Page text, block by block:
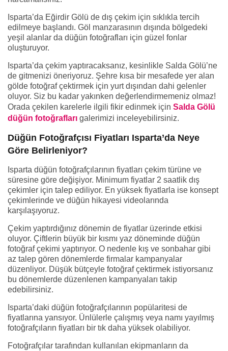
Isparta’da Eğirdir Gölü de dış çekim için sıklıkla tercih
edilmeye başlandı. Göl manzarasının dışında bölgedeki
yeşil alanlar da düğün fotoğrafları için güzel fonlar
oluşturuyor.
Isparta’da çekim yaptıracaksanız, kesinlikle Salda Gölü’ne
de gitmenizi öneriyoruz. Şehre kısa bir mesafede yer alan
gölde fotoğraf çektirmek için yurt dışından dahi gelenler
oluyor. Siz bu kadar yakınken değerlendirmemeniz olmaz!
Orada çekilen karelerle ilgili fikir edinmek için Salda Gölü
düğün fotoğrafları galerimizi inceleyebilirsiniz.
Düğün Fotoğrafçısı Fiyatları Isparta’da Neye
Göre Belirleniyor?
Isparta düğün fotoğrafçılarının fiyatları çekim türüne ve
süresine göre değişiyor. Minimum fiyatlar 2 saatlik dış
çekimler için talep ediliyor. En yüksek fiyatlarla ise konsept
çekimlerinde ve düğün hikayesi videolarında
karşılaşıyoruz.
Çekim yaptırdığınız dönemin de fiyatlar üzerinde etkisi
oluyor. Çiftlerin büyük bir kısmı yaz döneminde düğün
fotoğraf çekimi yaptırıyor. O nedenle kış ve sonbahar gibi
az talep gören dönemlerde firmalar kampanyalar
düzenliyor. Düşük bütçeyle fotoğraf çektirmek istiyorsanız
bu dönemlerde düzenlenen kampanyaları takip
edebilirsiniz.
Isparta’daki düğün fotoğrafçılarının popülaritesi de
fiyatlarına yansıyor. Ünlülerle çalışmış veya namı yayılmış
fotoğrafçıların fiyatları bir tık daha yüksek olabiliyor.
Fotoğrafçılar tarafından kullanılan ekipmanların da